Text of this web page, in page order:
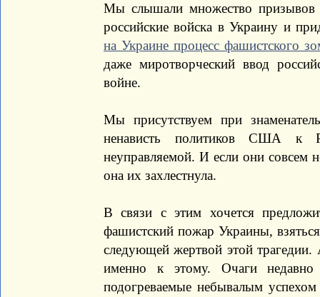
Мы слышали множество призывов
российские войска в Украину и
на Украине процесс фашистского
даже миротворческий ввод
войне.
Мы присутствуем при
ненависть политиков США к
неуправляемой. И если они совсем
она их захлестнула.
В связи с этим хочется
фашистский пожар Украины,
следующей жертвой этой
именно к этому. Очаги
подогреваемые небывалым